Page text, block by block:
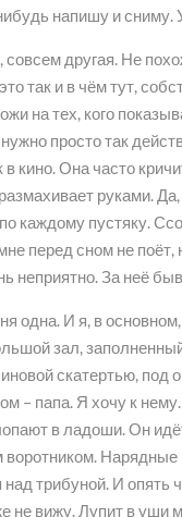
напишу и сниму.
другая. Не
так и в чём тут,
на тех, кого
просто так
в кино. Она часто
руками.
каждому пустяку.
перед сном не поёт,
неприятно. За неё
одна. И я, в
зал,
скатертью, под
– папа. Я хочу к
в ладоши. Он
Нарядные
трибуной. И опять
не вижу. Лупит в уши